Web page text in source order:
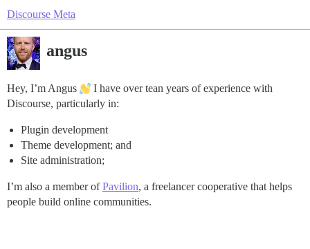
Discourse Meta
angus
Hey, I’m Angus
I have over tean years of experience with
Discourse, particularly in:
Plugin development
Theme development; and
Site administration;
I’m also a member ofPavilion, a freelancer cooperative that helps
people build online communities.